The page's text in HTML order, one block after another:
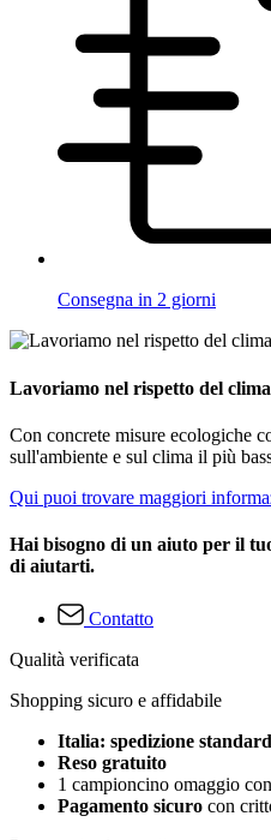
Consegna in 2 giorni
Lavoriamo nel rispetto del
Con concrete misure ecologiche
sull'ambiente e sul clima il più
Qui puoi trovare maggiori
Hai bisogno di un aiuto per il
di aiutarti.
Contatto
Qualità verificata
Shopping sicuro e affidabile
Italia: spedizione
Reso gratuito
1 campioncino omaggio
Pagamento sicuro con